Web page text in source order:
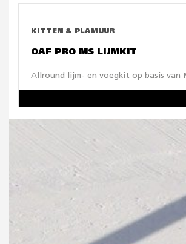
KITTEN & PLAMUUR
OAF PRO MS LIJMKIT
Allround lijm- en voegkit op basis van